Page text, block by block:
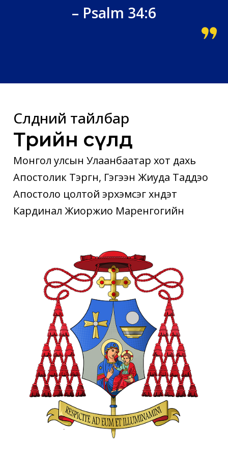
– Psalm 34:6
Сүлдний тайлбар
Төрийн сүлд
Монгол улсын Улаанбаатар хот дахь
Апостолик Тэргүүн, Гэгээн Жиуда Таддэо
Апостоло цолтой эрхэмсэг хүндэт
Кардинал Жиоржио Маренгогийн